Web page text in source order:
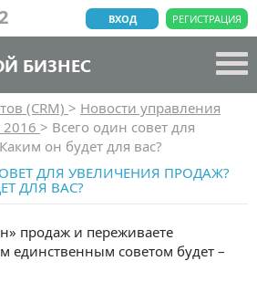
РЕГИСТРАЦИЯ
ВХОД
БИЗНЕС
(CRM) > Новости управления
> Всего один совет для
он будет для вас?
ДЛЯ УВЕЛИЧЕНИЯ ПРОДАЖ?
ДЛЯ ВАС?
продаж и переживаете
единственным советом будет –